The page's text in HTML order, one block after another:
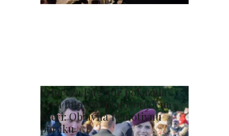
Princeza Eugenie pokazala
prvu fotografiju novorođene
kćeri: Objavila i emotivnu
poruku